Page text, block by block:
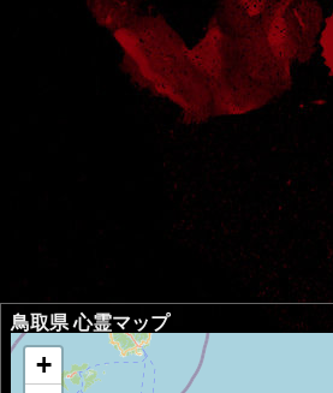
鳥取県 心霊マップ
+